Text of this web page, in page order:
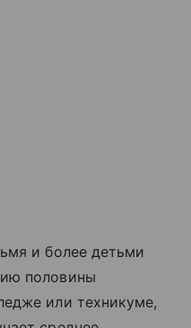
и более детьми
половины
или техникуме,